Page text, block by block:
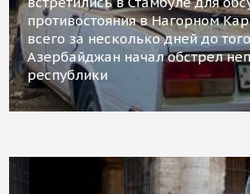
противостояния в Нагорном
всего за несколько дней до
Азербайджан начал обстрел
республики